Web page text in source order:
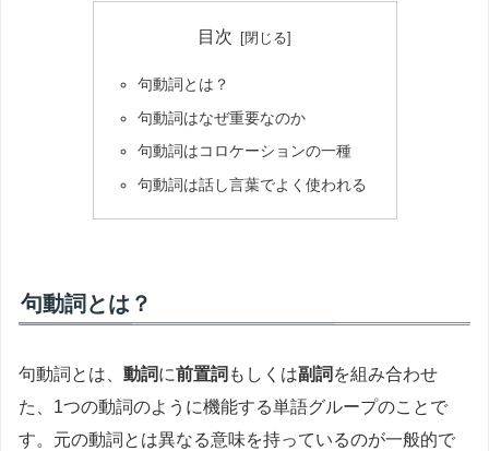
目次
句動詞とは？
句動詞はなぜ重要なのか
句動詞はコロケーションの一種
句動詞は話し言葉でよく使われる
句動詞とは？
句動詞とは、 動詞に前置詞 もしくは副詞 を組み合わせ
た、1つの動詞のように機能する単語グループのことで
す。元の動詞とは異なる意味を持っているのが一般的で